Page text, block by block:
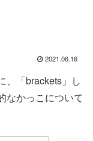
2021.06.16
、「brackets」し
なかっこについて